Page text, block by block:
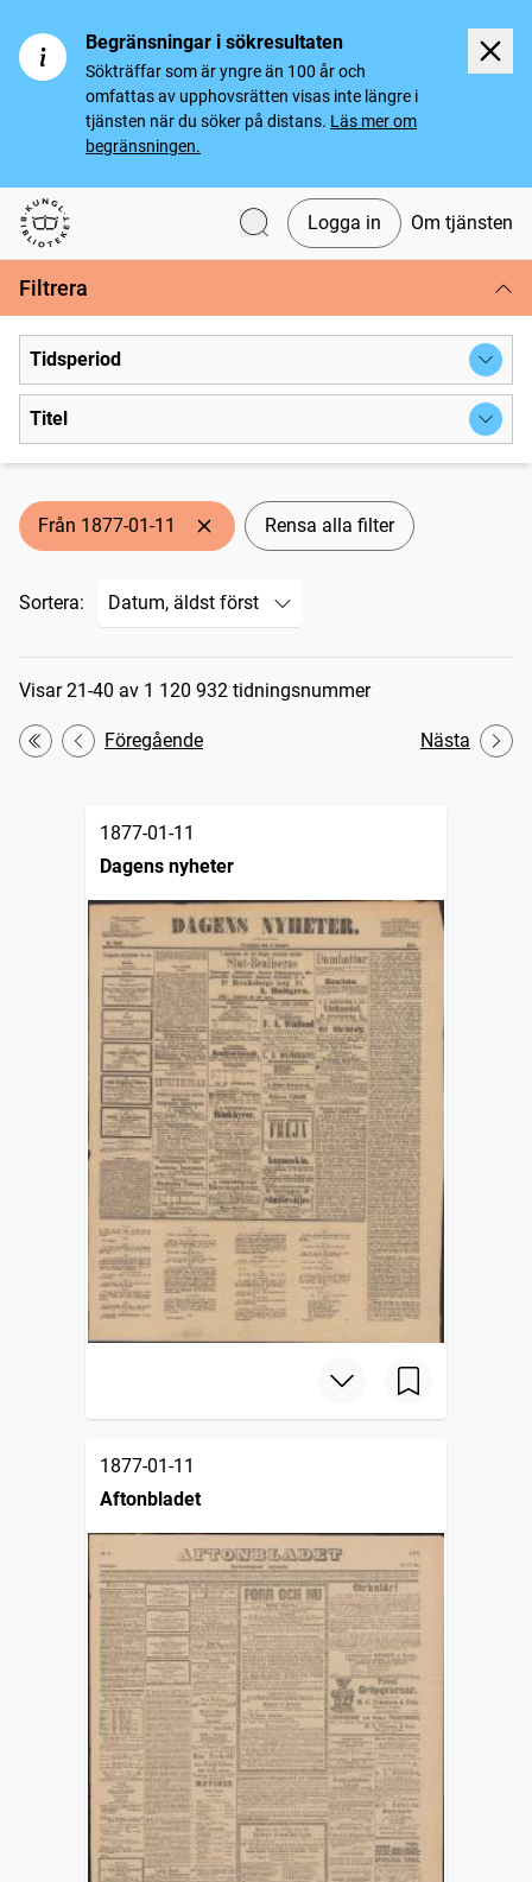
Begränsningar i sökresultaten
Sökträffar som är yngre än 100 år och
omfattas av upphovsrätten visas inte längre i
tjänsten när du söker på distans. Läs mer om
begränsningen.
Svenska tidningar
Logga in Om tjänsten
Filtrera
Tidsperiod
Titel
Från 1877-01-11 Rensa alla filter
Sortera:
Sökresultat
Visar 21-40 av 1 120 932 tidningsnummer
Första
Föregående Nästa
1877-01-11
Dagens nyheter
1877-01-11
Aftonbladet